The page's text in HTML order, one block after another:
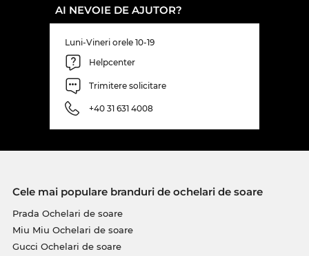
AI NEVOIE DE AJUTOR?
Luni-Vineri orele 10-19
Helpcenter
Trimitere solicitare
+40 31 631 4008
Cele mai populare branduri de ochelari de soare
Prada Ochelari de soare
Miu Miu Ochelari de soare
Gucci Ochelari de soare